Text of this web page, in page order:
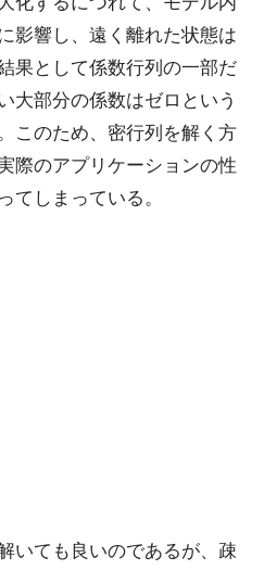
影響し、遠く離れた状態は
果として係数行列の一部だ
大部分の係数はゼロという
このため、密行列を解く方
際のアプリケーションの性
てしまっている。
いても良いのであるが、疎